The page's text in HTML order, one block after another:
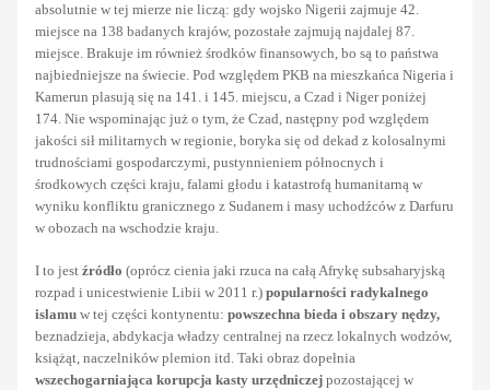
absolutnie w tej mierze nie liczą: gdy wojsko Nigerii zajmuje 42.
miejsce na 138 badanych krajów, pozostałe zajmują najdalej 87.
miejsce. Brakuje im również środków finansowych, bo są to państwa
najbiedniejsze na świecie. Pod względem PKB na mieszkańca Nigeria i
Kamerun plasują się na 141. i 145. miejscu, a Czad i Niger poniżej
174. Nie wspominając już o tym, że Czad, następny pod względem
jakości sił militarnych w regionie, boryka się od dekad z kolosalnymi
trudnościami gospodarczymi, pustynnieniem północnych i
środkowych części kraju, falami głodu i katastrofą humanitarną w
wyniku konfliktu granicznego z Sudanem i masy uchodźców z Darfuru
w obozach na wschodzie kraju.
I to jest źródło (oprócz cienia jaki rzuca na całą Afrykę subsaharyjską
rozpad i unicestwienie Libii w 2011 r.) popularności radykalnego
islamu w tej części kontynentu: powszechna bieda i obszary nędzy,
beznadzieja, abdykacja władzy centralnej na rzecz lokalnych wodzów,
książąt, naczelników plemion itd. Taki obraz dopełnia
wszechogarniająca korupcja kasty urzędniczej pozostającej w